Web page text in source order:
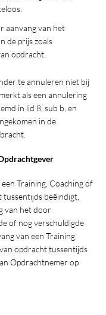
aanvang van het
de prijs zoals
opdracht.
te annuleren niet bij
als een annulering
in lid 8, sub b, en
in de
Training, Coaching of
beëindigt,
van het door
of nog verschuldigde
van een Training,
opdracht tussentijds
Opdrachtnemer op